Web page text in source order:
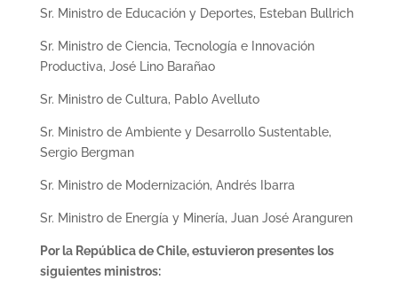
Sr. Ministro de Educación y Deportes, Esteban Bullrich
Sr. Ministro de Ciencia, Tecnología e Innovación
Productiva, José Lino Barañao
Sr. Ministro de Cultura, Pablo Avelluto
Sr. Ministro de Ambiente y Desarrollo Sustentable,
Sergio Bergman
Sr. Ministro de Modernización, Andrés Ibarra
Sr. Ministro de Energía y Minería, Juan José Aranguren
Por la República de Chile, estuvieron presentes los
siguientes ministros: